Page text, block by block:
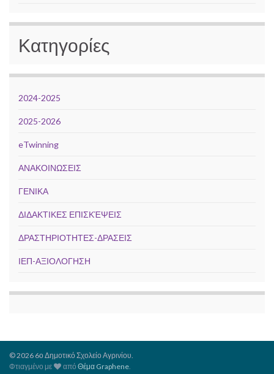
Κατηγορίες
2024-2025
2025-2026
eTwinning
ΑΝΑΚΟΙΝΩΣΕΙΣ
ΓΕΝΙΚΑ
ΔΙΔΑΚΤΙΚΕΣ ΕΠΙΣΚΈΨΕΙΣ
ΔΡΑΣΤΗΡΙΟΤΗΤΕΣ-ΔΡΑΣΕΙΣ
ΙΕΠ-ΑΞΙΟΛΟΓΗΣΗ
© 2026 6ο Δημοτικό Σχολείο Αγρινίου.
Φτιαγμένο με
απόΘέμα Graphene